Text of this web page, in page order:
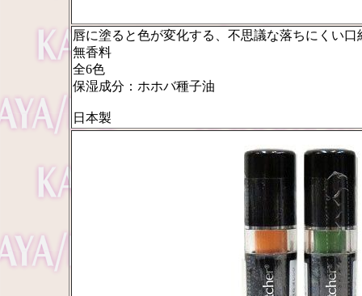
唇に塗ると色が変化する、不思議な落ちにくい口
無香料
全6色
保湿成分：ホホバ種子油
日本製